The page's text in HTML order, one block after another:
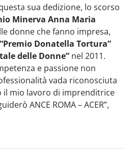
sua dedizione, lo scorso
Minerva Anna Maria
donne che fanno impresa,
“Premio Donatella Tortura”
delle Donne” nel 2011.
e passione non
vada riconosciuta
il mio lavoro di imprenditrice
ANCE ROMA – ACER”,